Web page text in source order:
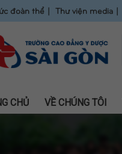
đoàn thể Thư viện media
CHỦ VỀ CHÚNG TÔI